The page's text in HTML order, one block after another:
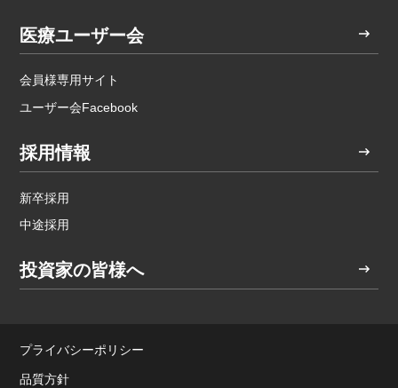
医療ユーザー会
会員様専用サイト
ユーザー会Facebook
採用情報
新卒採用
中途採用
投資家の皆様へ
プライバシーポリシー
品質方針